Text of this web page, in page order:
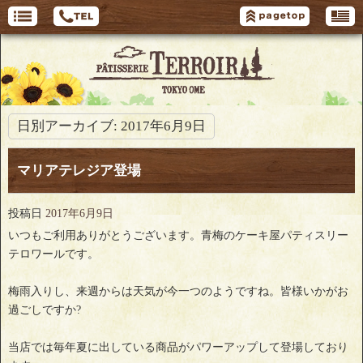
日別アーカイブ: 2017年6月9日
マリアテレジア登場
投稿日 2017年6月9日
いつもご利用ありがとうございます。青梅のケーキ屋パティスリー
テロワールです。
梅雨入りし、来週からは天気が今一つのようですね。皆様いかがお
過ごしですか?
当店では毎年夏に出している商品がパワーアップして登場しており